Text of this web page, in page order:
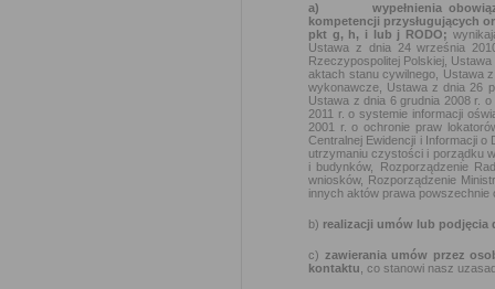
a) wypełnienia
kompetencji przysługujących
pkt g, h, i lub j RODO;
Ustawa z dnia 24 września
Rzeczypospolitej Polskiej,
aktach stanu cywilnego, Ustawa
wykonawcze, Ustawa z dnia 26
Ustawa z dnia 6 grudnia 2008 r.
2011 r. o systemie informacji
2001 r. o ochronie praw
Centralnej Ewidencji i Informacji
utrzymaniu czystości i porządku
i budynków, Rozporządzenie
wniosków, Rozporządzenie
innych aktów prawa
b) realizacji umów lub podjęcia
c) zawierania umów przez
kontaktu , co stanowi nasz